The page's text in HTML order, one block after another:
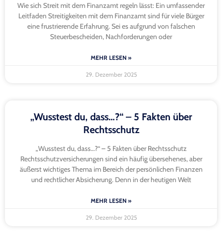
Wie sich Streit mit dem Finanzamt regeln lässt: Ein umfassender
Leitfaden Streitigkeiten mit dem Finanzamt sind für viele Bürger
eine frustrierende Erfahrung. Sei es aufgrund von falschen
Steuerbescheiden, Nachforderungen oder
MEHR LESEN »
29. Dezember 2025
„Wusstest du, dass…?“ – 5 Fakten über
Rechtsschutz
„Wusstest du, dass…?“ – 5 Fakten über Rechtsschutz
Rechtsschutzversicherungen sind ein häufig übersehenes, aber
äußerst wichtiges Thema im Bereich der persönlichen Finanzen
und rechtlicher Absicherung. Denn in der heutigen Welt
MEHR LESEN »
29. Dezember 2025